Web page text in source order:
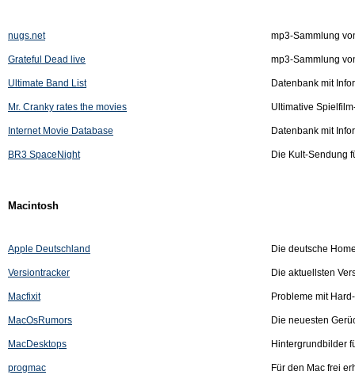
nugs.net mp3-Sammlung
Grateful Dead live mp3-Sammlung
Ultimate Band List Datenbank mit
Mr. Cranky rates the movies Ultimative
Internet Movie Database Datenbank mit
BR3 SpaceNight Die Kult-Sendung
Macintosh
Apple Deutschland Die deutsche
Versiontracker Die aktuellsten
Macfixit Probleme mit
MacOsRumors Die neuesten
MacDesktops Hintergrundbilder
progmac Für den Mac frei